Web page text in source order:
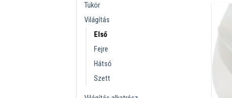
Tükör
Világítás
Első
Fejre
Hátsó
Szett